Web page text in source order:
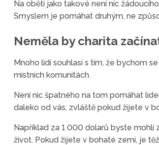
Na oběti jako takové není nic
Smyslem je pomáhat druhým, ne
Neměla by charita
Mnoho lidí souhlasí s tím, že bychom
místních komunitách.
Není nic špatného na tom pomáhat
daleko od vás, zvláště pokud žijete v
Například za 1 000 dolarů byste mohli
život. Pokud žijete v bohaté zemi, je